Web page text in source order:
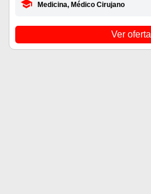
Medicina, Médico Cirujano
Ver oferta